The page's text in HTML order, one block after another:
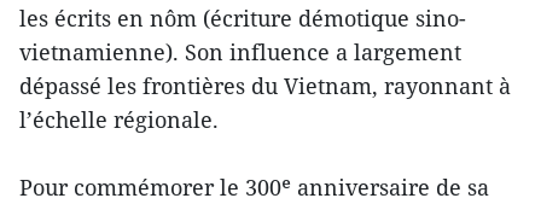
les écrits en nôm (écriture démotique sino-
vietnamienne). Son influence a largement
dépassé les frontières du Vietnam, rayonnant à
l’échelle régionale.
Pour commémorer le 300ᵉ anniversaire de sa